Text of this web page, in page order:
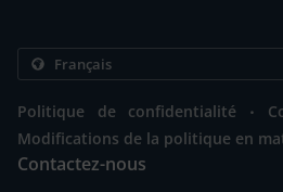
Politique de confidentialité .
Modifications de la politique en
Contactez-nous